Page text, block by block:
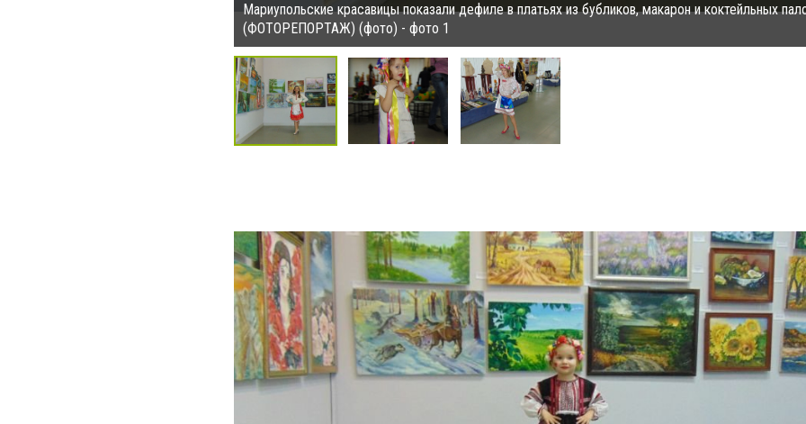
Мариупольские красавицы показали дефиле в платьях из бубликов, макарон и коктейльных
(ФОТОРЕПОРТАЖ) (фото) - фото 1